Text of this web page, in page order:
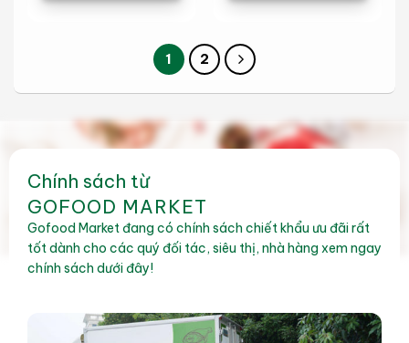
1 2
Chính sách từ
GOFOOD MARKET
Gofood Market đang có chính sách chiết khẩu ưu đãi rất
tốt dành cho các quý đối tác, siêu thị, nhà hàng xem ngay
chính sách dưới đây!